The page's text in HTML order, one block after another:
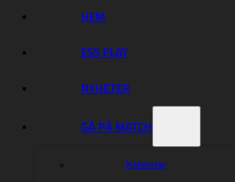
HEM
ESS PLAY
NYHETER
GÅ PÅ MATCH
Kalender